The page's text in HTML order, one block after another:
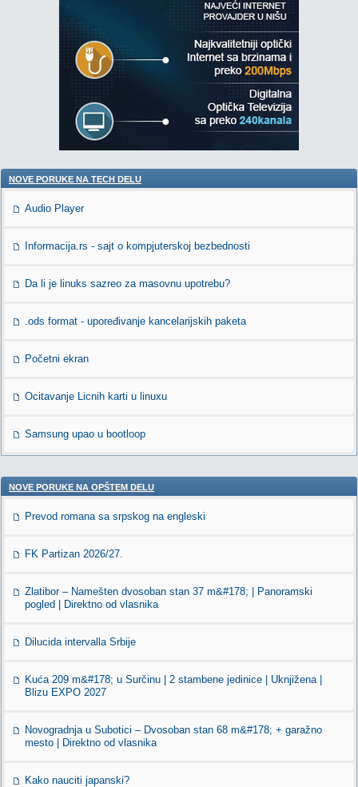
NOVE PORUKE NA TECH DELU
Audio Player
Informacija.rs - sajt o kompjuterskoj bezbednosti
Da li je linuks sazreo za masovnu upotrebu?
.ods format - upoređivanje kancelarijskih paketa
Početni ekran
Ocitavanje Licnih karti u linuxu
Samsung upao u bootloop
NOVE PORUKE NA OPŠTEM DELU
Prevod romana sa srpskog na engleski
FK Partizan 2026/27.
Zlatibor – Namešten dvosoban stan 37 m&#178; | Panoramski
pogled | Direktno od vlasnika
Dilucida intervalla Srbije
Kuća 209 m&#178; u Surčinu | 2 stambene jedinice | Uknjižena |
Blizu EXPO 2027
Novogradnja u Subotici – Dvosoban stan 68 m&#178; + garažno
mesto | Direktno od vlasnika
Kako nauciti japanski?